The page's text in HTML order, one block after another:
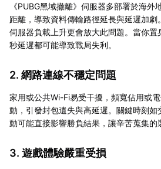
《PUBG黑域撤離》伺服器多部署於海外
距離，導致資料傳輸路徑延長與延遲加劇
伺服器負載上升更會放大此問題。當你
秒延遲都可能導致戰局失利。
2. 網路連線不穩定問題
家用或公共Wi-Fi易受干擾，頻寬佔用或
動，引發封包遺失與高延遲。關鍵時刻如
動可能直接影響勝負結果，讓辛苦蒐集的
3. 遊戲體驗嚴重受損